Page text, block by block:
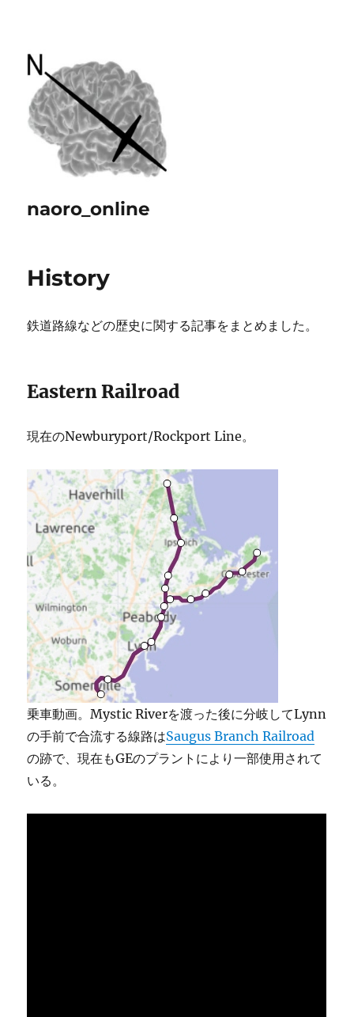
naoro_online
History
鉄道路線などの歴史に関する記事をまとめました。
Eastern Railroad
現在のNewburyport/Rockport Line。
乗車動画。Mystic Riverを渡った後に分岐してLynn
の手前で合流する線路はSaugus Branch Railroad
の跡で、現在もGEのプラントにより一部使用されて
いる。